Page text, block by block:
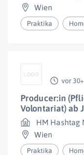
Wien
Praktika
vor
Producer:in
Volontariat) ab
HM Hashtag
Wien
Praktika